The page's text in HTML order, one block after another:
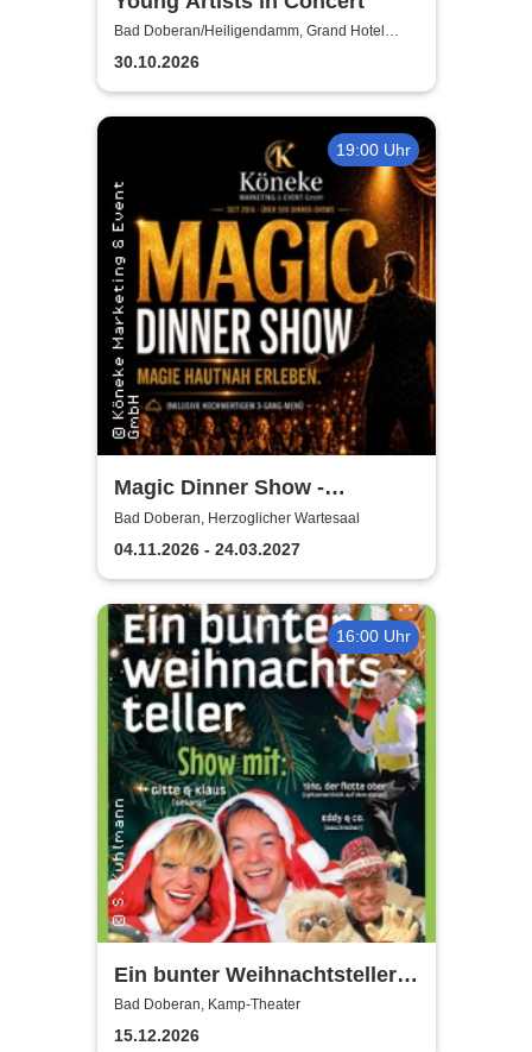
Bad Doberan/Heiligendamm, Grand Hotel
Heiligendamm
30.10.2026
19:00 Uhr
Magic Dinner Show -
Exklusive
Erlebnisgastronomie | Seit 14
Jahren & über 500 Magic
Dinner Shows
Bad Doberan, Herzoglicher Wartesaal
04.11.2026 - 24.03.2027
16:00 Uhr
Ein bunter Weihnachtsteller
mit Gitte & Klaus, Eddy & Co
Bad Doberan, Kamp-Theater
15.12.2026